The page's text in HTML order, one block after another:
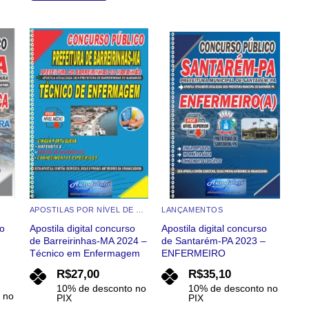
tem
várias
variantes.
As
opções
podem
ser
escolhidas
na
página
do
produto
várias
variantes.
As
opções
podem
ser
escolhidas
na
página
do
produto
no
Add to
wishlist
Apostila digital concurso
de Barreirinhas-MA 2024 –
Técnico em Enfermagem
R$27,00
10% de desconto no
PIX
Add to
wishlist
LANÇAMENTOS
Apostila digital concurso
de Santarém-PA 2023 –
ENFERMEIRO
R$35,10
10% de desconto no
PIX